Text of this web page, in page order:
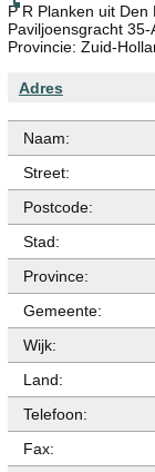
P R Planken uit Den
Paviljoensgracht
Provincie: Zuid-
Adres
Naam:
Street:
Postcode:
Stad:
Province:
Gemeente:
Wijk:
Land:
Telefoon:
Fax: